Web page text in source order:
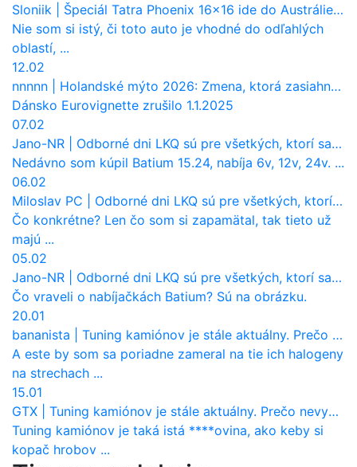
Sloniik
Špeciál Tatra Phoenix 16×16 ide do Austrálie. Na čo bude slúžiť?
Nie som si istý, či toto auto je vhodné do odľahlých
oblastí, ...
12.02
nnnnn
Holandské mýto 2026: Zmena, ktorá zasiahne slovenských dopravcov
Dánsko Eurovignette zrušilo 1.1.2025
07.02
Jano-NR
Odborné dni LKQ sú pre všetkých, ktorí sa chcú dozvedieť niečo viac
Nedávno som kúpil Batium 15.24, nabíja 6v, 12v, 24v. ...
06.02
Miloslav PC
Odborné dni LKQ sú pre všetkých, ktorí sa chcú dozvedieť niečo viac
Čo konkrétne? Len čo som si zapamätal, tak tieto už
majú ...
05.02
Jano-NR
Odborné dni LKQ sú pre všetkých, ktorí sa chcú dozvedieť niečo viac
Čo vraveli o nabíjačkách Batium? Sú na obrázku.
20.01
bananista
Tuning kamiónov je stále aktuálny. Prečo nevyhynul ako pri osobákoch?
A este by som sa poriadne zameral na tie ich halogeny
na strechach ...
15.01
GTX
Tuning kamiónov je stále aktuálny. Prečo nevyhynul ako pri osobákoch?
Tuning kamiónov je taká istá ****ovina, ako keby si
kopač hrobov ...